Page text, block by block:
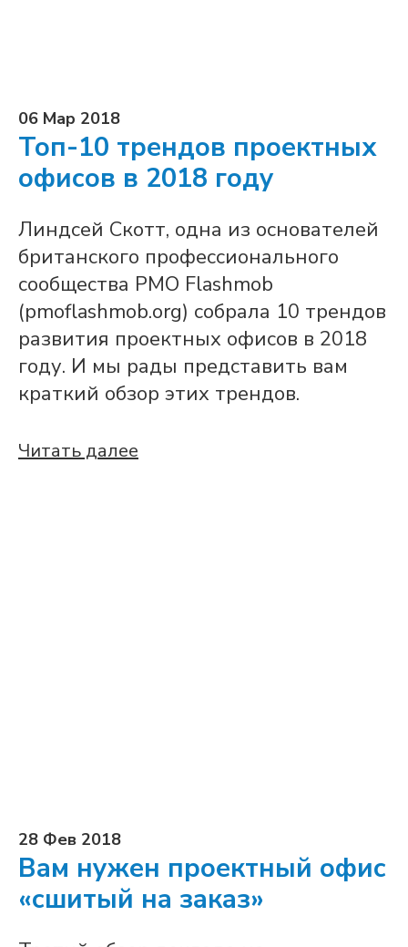
06 Мар 2018
Топ-10 трендов проектных
офисов в 2018 году
Линдсей Скотт, одна из основателей
британского профессионального
сообщества PMO Flashmob
(pmoflashmob.org) собрала 10 трендов
развития проектных офисов в 2018
году. И мы рады представить вам
краткий обзор этих трендов.
Читать далее
28 Фев 2018
Вам нужен проектный офис
«сшитый на заказ»